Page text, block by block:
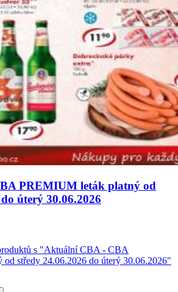
PREMIUM leták platný od
úterý 30.06.2026
s "Aktuální CBA - CBA
středy 24.06.2026 do úterý 30.06.2026"